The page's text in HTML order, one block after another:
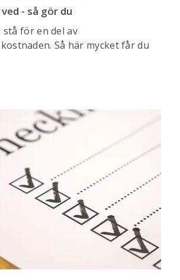
- så gör du
stå för en del av
Så här mycket får du